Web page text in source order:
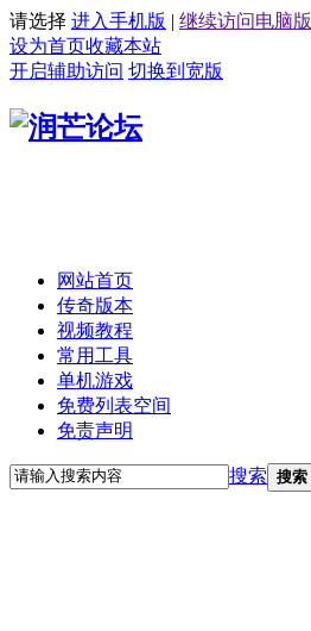
请选择 进入手机版 | 继续访问电脑版
设为首页收藏本站
开启辅助访问 切换到宽版
网站首页
传奇版本
视频教程
常用工具
单机游戏
免费列表空间
免责声明
搜索 搜索